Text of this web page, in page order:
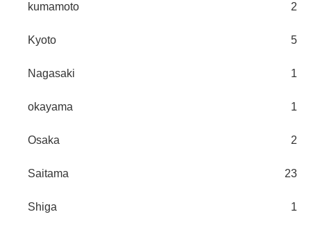
kumamoto 2
Kyoto 5
Nagasaki 1
okayama 1
Osaka 2
Saitama 23
Shiga 1